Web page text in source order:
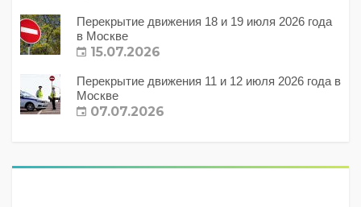
Перекрытие движения 18 и 19 июля 2026 года
в Москве
15.07.2026
Перекрытие движения 11 и 12 июля 2026 года в
Москве
07.07.2026